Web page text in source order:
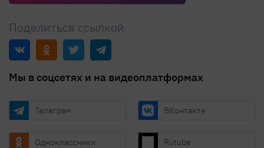
Поделиться ссылкой
Мы в соцсетях и на видеоплатформах
Телеграм ВКонтакте
Одноклассники Rutube